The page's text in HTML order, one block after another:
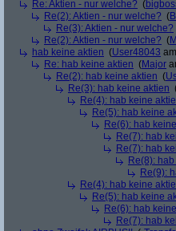
Re: Aktien - nur welche? (
Re(2): Aktien - nur welche? (
Re(3): Aktien - nur welche?
Re(2): Aktien - nur welche? (
hab keine aktien (User48043
Re: hab keine aktien (Major
Re(2): hab keine aktien (
Re(3): hab keine aktien
Re(4): hab keine
Re(5): hab keine
Re(6): hab
Re(7): hab
Re(7): hab
Re(8):
Re(9):
Re(4): hab keine
Re(5): hab keine
Re(6): hab
Re(7): hab